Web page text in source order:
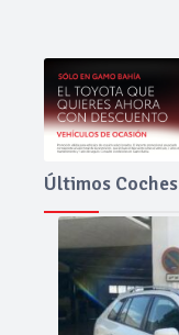
Últimos Coches